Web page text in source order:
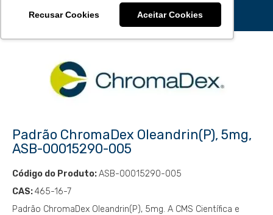
Recusar Cookies Aceitar Cookies
Padrão ChromaDex Oleandrin(P), 5mg,
ASB-00015290-005
Código do Produto:ASB-00015290-005
CAS:465-16-7
Padrão ChromaDex Oleandrin(P), 5mg. A CMS Científica e